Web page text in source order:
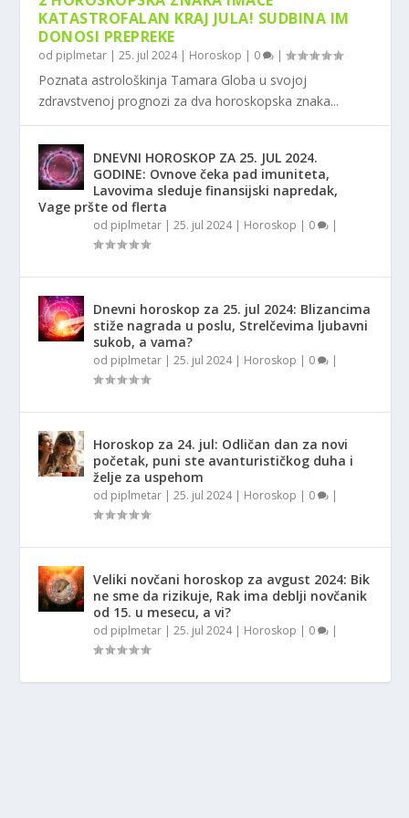
KATASTROFALAN KRAJ JULA! SUDBINA IM
DONOSI PREPREKE
od piplmetar |25. jul 2024| Horoskop | 0 |
Poznata astrološkinja Tamara Globa u svojoj
zdravstvenoj prognozi za dva horoskopska znaka...
DNEVNI HOROSKOP ZA 25. JUL 2024.
GODINE: Ovnove čeka pad imuniteta,
Lavovima sleduje finansijski napredak,
Vage pršte od flerta
od piplmetar |25. jul 2024| Horoskop | 0 |
Dnevni horoskop za 25. jul 2024: Blizancima
stiže nagrada u poslu, Strelčevima ljubavni
sukob, a vama?
od piplmetar |25. jul 2024| Horoskop | 0 |
Horoskop za 24. jul: Odličan dan za novi
početak, puni ste avanturističkog duha i
želje za uspehom
od piplmetar |25. jul 2024| Horoskop | 0 |
Veliki novčani horoskop za avgust 2024: Bik
ne sme da rizikuje, Rak ima deblji novčanik
od 15. u mesecu, a vi?
od piplmetar |25. jul 2024| Horoskop | 0 |